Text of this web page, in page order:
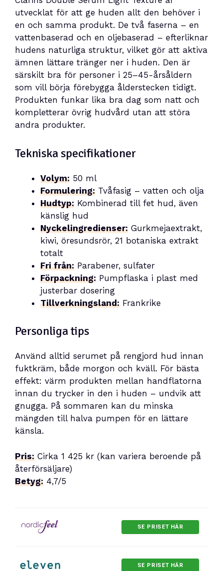
utvecklat för att ge huden allt den behöver i
en och samma produkt. De två faserna – en
vattenbaserad och en oljebaserad – efterliknar
hudens naturliga struktur, vilket gör att aktiva
ämnen lättare tränger ner i huden. Den är
särskilt bra för personer i 25–45-årsåldern
som vill börja förebygga ålderstecken tidigt.
Produkten funkar lika bra dag som natt och
kompletterar övrig hudvård utan att störa
andra produkter.
Tekniska specifikationer
Volym: 50 ml
Formulering: Tvåfasig – vatten och olja
Hudtyp: Kombinerad till fet hud, även
känslig hud
Nyckelingredienser: Gurkmejaextrakt,
kiwi, öresundsrör, 21 botaniska extrakt
totalt
Fri från: Parabener, sulfater
Förpackning: Pumpflaska i plast med
justerbar dosering
Tillverkningsland: Frankrike
Personliga tips
Använd alltid serumet på rengjord hud innan
fuktkräm, både morgon och kväll. För bästa
effekt: värm produkten mellan handflatorna
innan du trycker in den i huden – undvik att
gnugga. På sommaren kan du minska
mängden till halva pumpen för en lättare
känsla.
Pris: Cirka 1 425 kr (kan variera beroende på
återförsäljare)
Betyg: 4,7/5
SE PRISET HÄR
SE PRISET HÄR